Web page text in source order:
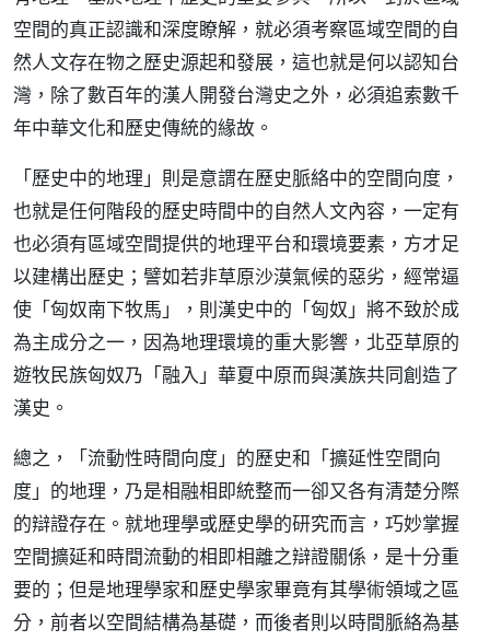
空間的真正認識和深度瞭解，就必須考察區域空間的自
然人文存在物之歷史源起和發展，這也就是何以認知台
灣，除了數百年的漢人開發台灣史之外，必須追索數千
年中華文化和歷史傳統的緣故。
「歷史中的地理」則是意謂在歷史脈絡中的空間向度，
也就是任何階段的歷史時間中的自然人文內容，一定有
也必須有區域空間提供的地理平台和環境要素，方才足
以建構出歷史；譬如若非草原沙漠氣候的惡劣，經常逼
使「匈奴南下牧馬」，則漢史中的「匈奴」將不致於成
為主成分之一，因為地理環境的重大影響，北亞草原的
遊牧民族匈奴乃「融入」華夏中原而與漢族共同創造了
漢史。
總之，「流動性時間向度」的歷史和「擴延性空間向
度」的地理，乃是相融相即統整而一卻又各有清楚分際
的辯證存在。就地理學或歷史學的研究而言，巧妙掌握
空間擴延和時間流動的相即相離之辯證關係，是十分重
要的；但是地理學家和歷史學家畢竟有其學術領域之區
分，前者以空間結構為基礎，而後者則以時間脈絡為基